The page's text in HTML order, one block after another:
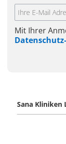
Mit Ihrer
Sana Kliniken